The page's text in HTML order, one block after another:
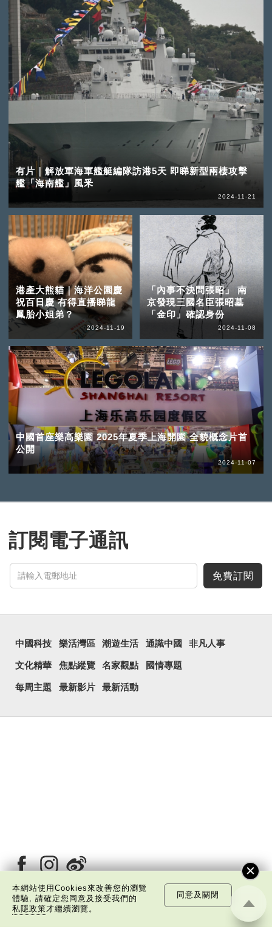
有片｜解放軍海軍艦艇編隊訪港5天 即睇新型兩棲攻擊
艦「海南艦」風釆
2024-11-21
港產大熊貓｜海洋公園慶
祝百日慶 有得直播睇龍
鳳胎小姐弟？
2024-11-19
「內事不決問張昭」 南
京發現三國名臣張昭墓
「金印」確認身份
2024-11-08
中國首座樂高樂園 2025年夏季上海開園 全貌概念片首
公開
2024-11-07
訂閱電子通訊
免費訂閱
中國科技 樂活灣區 潮遊生活 通識中國 非凡人事
文化精華 焦點縱覽 名家觀點 國情專題
每周主題 最新影片 最新活動
本網站使用Cookies來改善您的瀏覽
體驗, 請確定您同意及接受我們的
私隱政策才繼續瀏覽。
同意及關閉